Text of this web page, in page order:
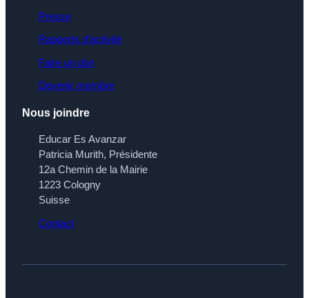
Presse
Rapports d’activité
Faire un don
Devenir membre
Nous joindre
Educar Es Avanzar
Patricia Murith, Présidente
12a Chemin de la Mairie
1223 Cologny
Suisse
Contact